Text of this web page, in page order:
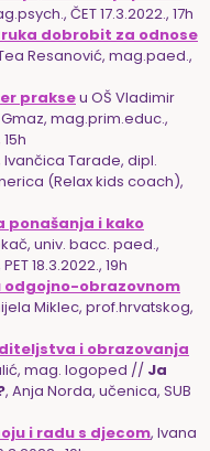
ČET 17.3.2022., 17h
dobrobit za odnose
Resanović, mag.paed.,
prakseu OŠ Vladimir
mag.prim.educ.,
Ivančica Tarade, dipl.
(Relax kids coach),
ponašanja i kako
univ. bacc. paed.,
18.3.2022., 19h
odgojno-obrazovnom
Miklec, prof.hrvatskog,
i obrazovanja
mag. logoped // Ja
, Anja Norda, učenica, SUB
i radu s djecom, Ivana